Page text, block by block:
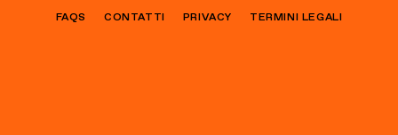
FAQS
CONTATTI PRIVACY TERMINI LEGALI